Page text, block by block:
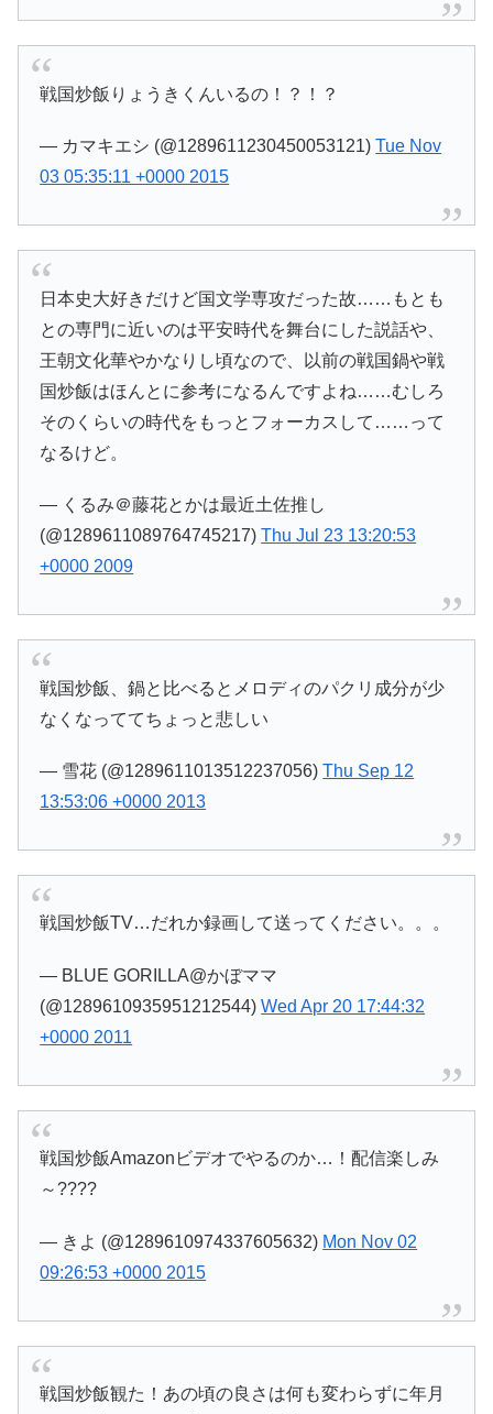
戦国炒飯りょうきくんいるの！？！？
— カマキエシ (@1289611230450053121)Tue Nov
03 05:35:11 +0000 2015
日本史大好きだけど国文学専攻だった故……もとも
との専門に近いのは平安時代を舞台にした説話や、
王朝文化華やかなりし頃なので、以前の戦国鍋や戦
国炒飯はほんとに参考になるんですよね……むしろ
そのくらいの時代をもっとフォーカスして……って
なるけど。
— くるみ＠藤花とかは最近土佐推し
(@1289611089764745217)Thu Jul 23 13:20:53
+0000 2009
戦国炒飯、鍋と比べるとメロディのパクリ成分が少
なくなっててちょっと悲しい
— 雪花 (@1289611013512237056)Thu Sep 12
13:53:06 +0000 2013
戦国炒飯TV…だれか録画して送ってください。。。
— BLUE GORILLA@かぼママ
(@1289610935951212544)Wed Apr 20 17:44:32
+0000 2011
戦国炒飯Amazonビデオでやるのか…！配信楽しみ
～????
— きよ (@1289610974337605632) Mon Nov 02
09:26:53 +0000 2015
戦国炒飯観た！あの頃の良さは何も変わらずに年月